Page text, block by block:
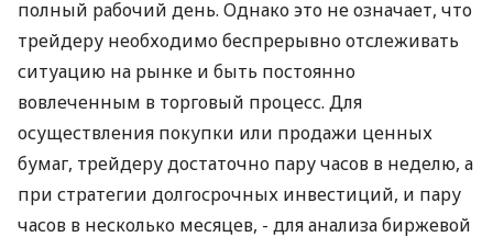
полный рабочий день. Однако это не означает, что
трейдеру необходимо беспрерывно отслеживать
ситуацию на рынке и быть постоянно
вовлеченным в торговый процесс. Для
осуществления покупки или продажи ценных
бумаг, трейдеру достаточно пару часов в неделю, а
при стратегии долгосрочных инвестиций, и пару
часов в несколько месяцев, - для анализа биржевой